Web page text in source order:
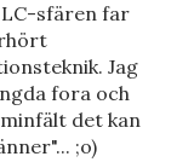
sfären far
Jag
fora och
det kan
;o)